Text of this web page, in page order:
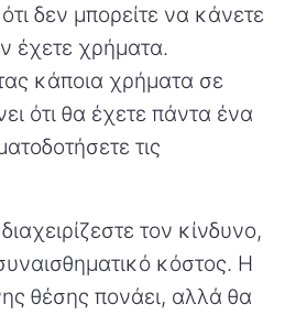
δεν μπορείτε να κάνετε
έχετε χρήματα.
κάποια χρήματα σε
ότι θα έχετε πάντα ένα
τις
τον κίνδυνο,
κόστος. Η
θέσης πονάει, αλλά θα